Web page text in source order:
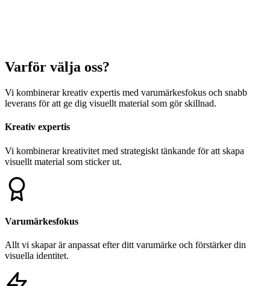
Varför välja oss?
Vi kombinerar kreativ expertis med varumärkesfokus och snabb
leverans för att ge dig visuellt material som gör skillnad.
Kreativ expertis
Vi kombinerar kreativitet med strategiskt tänkande för att skapa
visuellt material som sticker ut.
Varumärkesfokus
Allt vi skapar är anpassat efter ditt varumärke och förstärker din
visuella identitet.